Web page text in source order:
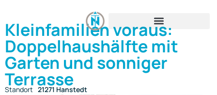
Kleinfamilien voraus:
Doppelhaushälfte mit
Garten und sonniger
Terrasse
Standort 21271 Hanstedt